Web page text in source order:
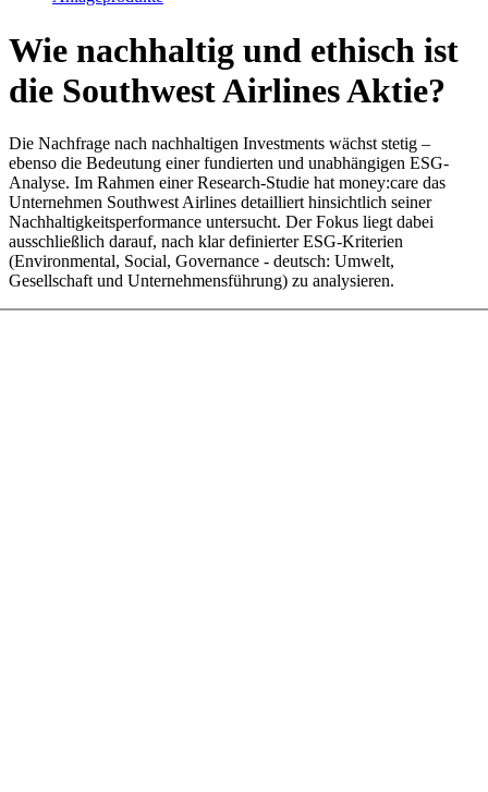
Wie nachhaltig und ethisch ist
die Southwest Airlines Aktie?
Die Nachfrage nach nachhaltigen Investments wächst stetig –
ebenso die Bedeutung einer fundierten und unabhängigen ESG-
Analyse. Im Rahmen einer Research-Studie hat money:care das
Unternehmen Southwest Airlines detailliert hinsichtlich seiner
Nachhaltigkeitsperformance untersucht. Der Fokus liegt dabei
ausschließlich darauf, nach klar definierter ESG-Kriterien
(Environmental, Social, Governance - deutsch: Umwelt,
Gesellschaft und Unternehmensführung) zu analysieren.